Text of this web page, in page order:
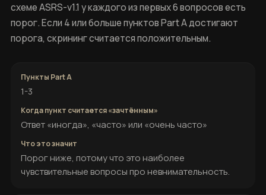
схеме ASRS-v1.1 у каждого из первых 6 вопросов есть
порог. Если 4 или больше пунктов Part A достигают
порога, скрининг считается положительным.
1-3
Ответ «иногда», «часто» или «очень часто»
Порог ниже, потому что это наиболее
чувствительные вопросы про невнимательность.